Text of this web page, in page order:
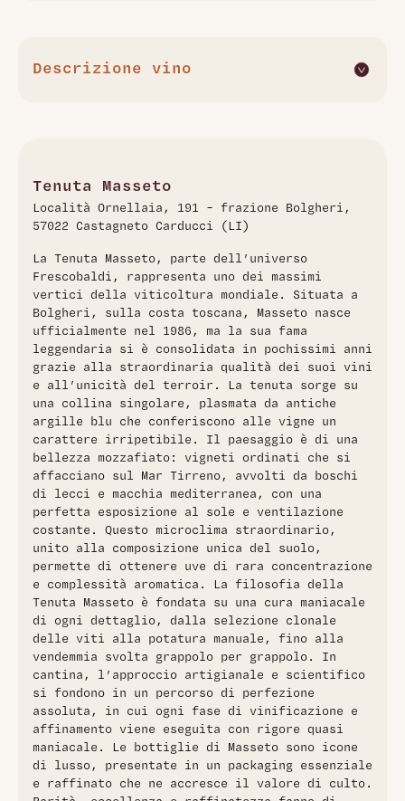
Descrizione vino
delicatamente, fermentando in vasche di cemento con
lieviti indigeni e rimontaggi calibrati. Dopo 21-25 giorni di
macerazione, il vino svolge la fermentazione malolattica in
mesi in barrique, seguito da ulteriori 3 mesi post-
assemblaggio. Rosso rubino brillante, al naso esprime
ciliegia matura e sottobosco. Al palato spiccano freschezza,
croccantezza e un equilibrio tra potenza e sapidità che
riflette l’annata.
Tenuta Masseto
Località Ornellaia, 191 – frazione Bolgheri,
57022 Castagneto Carducci (LI)
La Tenuta Masseto, parte dell’universo
Frescobaldi, rappresenta uno dei massimi
vertici della viticoltura mondiale. Situata a
Bolgheri, sulla costa toscana, Masseto nasce
ufficialmente nel 1986, ma la sua fama
leggendaria si è consolidata in pochissimi anni
grazie alla straordinaria qualità dei suoi vini
e all’unicità del terroir. La tenuta sorge su
una collina singolare, plasmata da antiche
argille blu che conferiscono alle vigne un
carattere irripetibile. Il paesaggio è di una
bellezza mozzafiato: vigneti ordinati che si
affacciano sul Mar Tirreno, avvolti da boschi
di lecci e macchia mediterranea, con una
perfetta esposizione al sole e ventilazione
costante. Questo microclima straordinario,
unito alla composizione unica del suolo,
permette di ottenere uve di rara concentrazione
e complessità aromatica. La filosofia della
Tenuta Masseto è fondata su una cura maniacale
di ogni dettaglio, dalla selezione clonale
delle viti alla potatura manuale, fino alla
vendemmia svolta grappolo per grappolo. In
cantina, l’approccio artigianale e scientifico
si fondono in un percorso di perfezione
assoluta, in cui ogni fase di vinificazione e
affinamento viene eseguita con rigore quasi
maniacale. Le bottiglie di Masseto sono icone
di lusso, presentate in un packaging essenziale
e raffinato che ne accresce il valore di culto.